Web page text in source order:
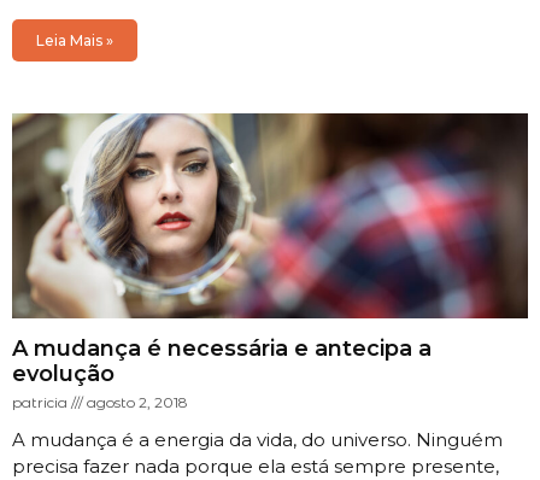
Leia Mais »
A mudança é necessária e antecipa a
evolução
patricia agosto 2, 2018
A mudança é a energia da vida, do universo. Ninguém
precisa fazer nada porque ela está sempre presente,